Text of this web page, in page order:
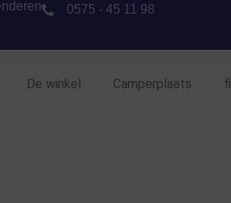
0575 - 45 11 98
De winkel Camperplaats